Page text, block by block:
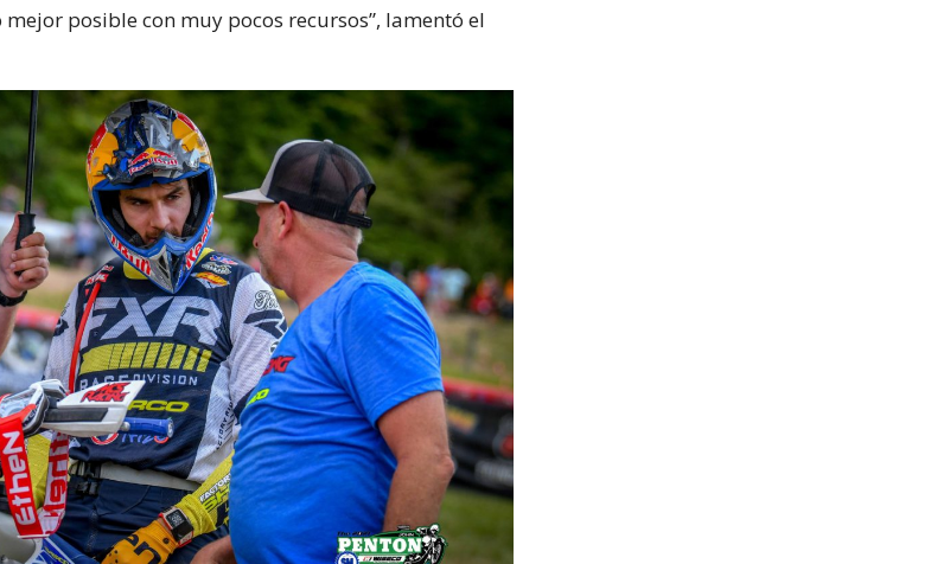
posible con muy pocos recursos”, lamentó el